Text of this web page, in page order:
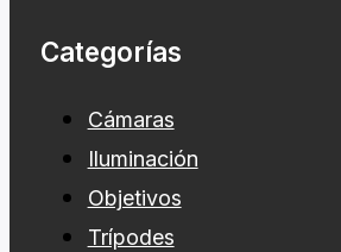
Categorías
Cámaras
Iluminación
Objetivos
Trípodes